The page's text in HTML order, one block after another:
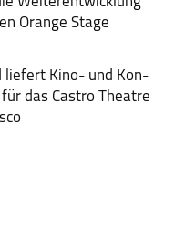
Orange Stage
liefert Kino- und Kon­
das Castro Theatre